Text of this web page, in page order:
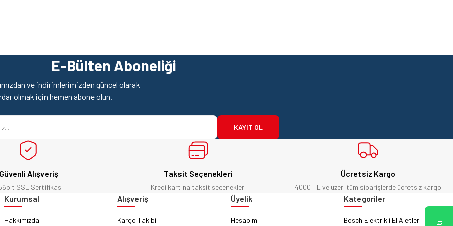
Yorum Yaz
Soru Sor
E-Bülten Aboneliği
ve indirimlerimizden güncel olarak
olmak için hemen abone olun.
KAYIT OL
Güvenli Alışveriş
SSL Sertifikası
Taksit Seçenekleri
Kredi kartına taksit seçenekleri
Ücretsiz Kargo
4000 TL ve üzeri tüm siparişlerde ücretsiz kargo
Kurumsal
Hakkımızda
Alışveriş
Kargo Takibi
Üyelik
Hesabım
Kategoriler
Bosch Elektrikli El Aletleri